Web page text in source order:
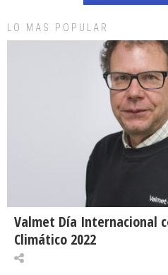
LO MAS POPULAR
Valmet Día Internacional
Climático 2022